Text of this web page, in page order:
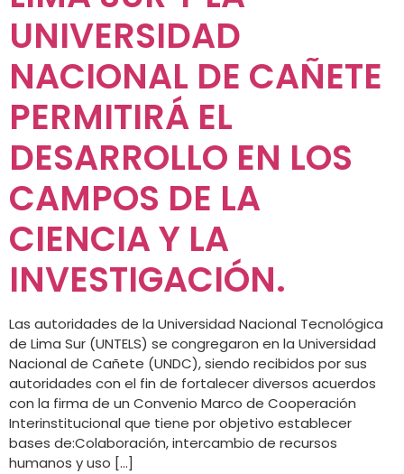
UNIVERSIDAD
NACIONAL DE CAÑETE
PERMITIRÁ EL
DESARROLLO EN LOS
CAMPOS DE LA
CIENCIA Y LA
INVESTIGACIÓN.
Las autoridades de la Universidad Nacional Tecnológica
de Lima Sur (UNTELS) se congregaron en la Universidad
Nacional de Cañete (UNDC), siendo recibidos por sus
autoridades con el fin de fortalecer diversos acuerdos
con la firma de un Convenio Marco de Cooperación
Interinstitucional que tiene por objetivo establecer
bases de:Colaboración, intercambio de recursos
humanos y uso […]